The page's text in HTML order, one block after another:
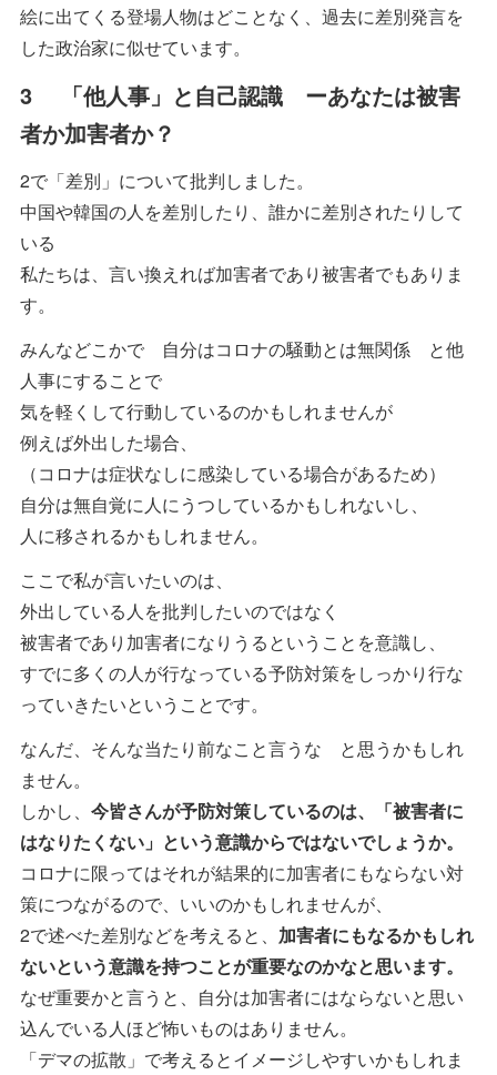
絵に出てくる登場人物はどことなく、過去に差別発言を
した政治家に似せています。
3 「他人事」と自己認識 ーあなたは被害
者か加害者か？
2で「差別」について批判しました。
中国や韓国の人を差別したり、誰かに差別されたりして
いる
私たちは、言い換えれば加害者であり被害者でもありま
す。
みんなどこかで 自分はコロナの騒動とは無関係 と他
人事にすることで
気を軽くして行動しているのかもしれませんが
例えば外出した場合、
（コロナは症状なしに感染している場合があるため）
自分は無自覚に人にうつしているかもしれないし、
人に移されるかもしれません。
ここで私が言いたいのは、
外出している人を批判したいのではなく
被害者であり加害者になりうるということを意識し、
すでに多くの人が行なっている予防対策をしっかり行な
っていきたいということです。
なんだ、そんな当たり前なこと言うな と思うかもしれ
ません。
しかし、 今皆さんが予防対策しているのは、「被害者に
はなりたくない」という意識からではないでしょうか。
コロナに限ってはそれが結果的に加害者にもならない対
策につながるので、いいのかもしれませんが、
2で述べた差別などを考えると、 加害者にもなるかもしれ
ないという意識を持つことが重要なのかなと思います。
なぜ重要かと言うと、自分は加害者にはならないと思い
込んでいる人ほど怖いものはありません。
「デマの拡散」で考えるとイメージしやすいかもしれま